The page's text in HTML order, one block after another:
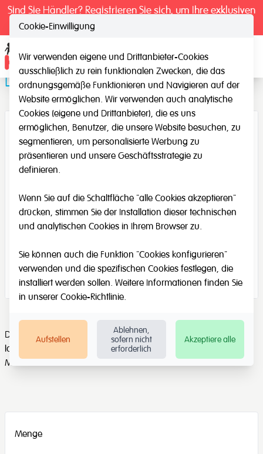
Sind Sie Händler? Registrieren Sie sich, um Ihre exklusiven
Domino Assoziationsanalogien
Dieses Assoziationsspiel eignet sich hervorragend zum
logischen Denken mit Konzepten wie Farbe, Verwendung,
Material usw.
Menge
Cookie-Einwilligung
Wir verwenden eigene und Drittanbieter-Cookies
ausschließlich zu rein funktionalen Zwecken, die das
ordnungsgemäße Funktionieren und Navigieren auf der
Website ermöglichen. Wir verwenden auch analytische
Cookies (eigene und Drittanbieter), die es uns
ermöglichen, Benutzer, die unsere Website besuchen, zu
segmentieren, um personalisierte Werbung zu
präsentieren und unsere Geschäftsstrategie zu
definieren.
Wenn Sie auf die Schaltfläche "alle Cookies akzeptieren"
drücken, stimmen Sie der Installation dieser technischen
und analytischen Cookies in Ihrem Browser zu.
Sie können auch die Funktion "Cookies konfigurieren"
verwenden und die spezifischen Cookies festlegen, die
installiert werden sollen. Weitere Informationen finden Sie
in unserer Cookie-Richtlinie.
Aufstellen
Ablehnen,
sofern nicht
erforderlich
Akzeptiere alle